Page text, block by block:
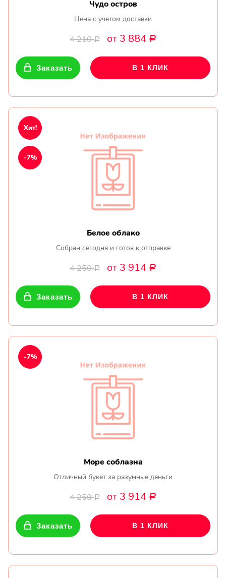
Чудо остров
Цена с учетом доставки
4 210Р от 3 884 Р
Заказать В 1 КЛИК
Белое облако
Собран сегодня и готов к отправке
4 250Р от 3 914 Р
Хит!
-7%
Заказать В 1 КЛИК
Море соблазна
Отличный букет за разумные деньги
4 250Р от 3 914 Р
-7%
Заказать В 1 КЛИК